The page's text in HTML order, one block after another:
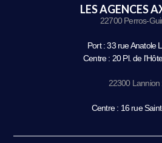
LES AGENCES
22700 Perros-
Port : 33 rue Anatole
Centre : 20 Pl. de
22300 Lannion
Centre : 16 rue